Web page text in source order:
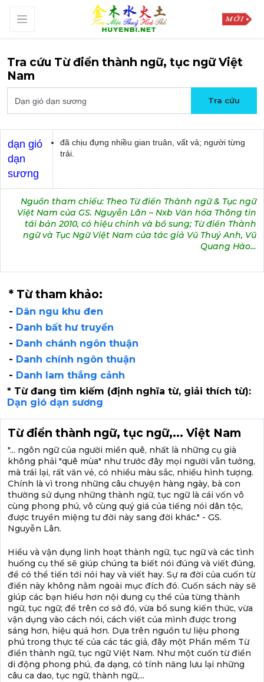
Tra cứu Từ điển thành ngữ, tục ngữ Việt
Nam
dạn gió
dạn
sương
đã chịu đựng nhiều gian truân, vất vả; người từng
trải.
Nguồn tham chiếu: Theo Từ điển Thành ngữ & Tục ngữ
Việt Nam của GS. Nguyễn Lân – Nxb Văn hóa Thông tin
tái bản 2010, có hiệu chỉnh và bổ sung; Từ điển Thành
ngữ và Tục Ngữ Việt Nam của tác giả Vũ Thuý Anh, Vũ
Quang Hào…
* Từ tham khảo:
- Dân ngu khu đen
- Danh bất hư truyền
- Danh chánh ngôn thuận
- Danh chính ngôn thuận
- Danh lam thắng cảnh
* Từ đang tìm kiếm (định nghĩa từ, giải thích từ):
Dạn gió dạn sương
Từ điển thành ngữ, tục ngữ,... Việt Nam
"... ngôn ngữ của người miền quê, nhất là những cụ già
không phải "quê mùa" như trước đây mọi người vẫn tưởng,
mà trái lại, rất văn vẻ, có nhiều màu sắc, nhiều hình tượng.
Chính là vì trong những câu chuyện hàng ngày, bà con
thường sử dụng những thành ngữ, tục ngữ là cái vốn vô
cùng phong phú, vô cùng quý giá của tiếng nói dân tộc,
được truyền miệng tư đời này sang đời khác." - GS.
Nguyễn Lân.
Hiểu và vận dụng linh hoạt thành ngữ, tục ngữ và các tình
huống cụ thể sẽ giúp chúng ta biết nói đúng và viết đúng,
để có thể tiến tới nói hay và viết hay. Sự ra đời của cuốn từ
điển này không nằm ngoài mục đích đó. Cuốn sách này sẽ
giúp các bạn hiểu hơn nội dung cụ thể của từng thành
ngữ, tục ngữ; để trên cơ sở đó, vừa bổ sung kiến thức, vừa
vận dụng vào cách nói, cách viết của mình được trong
sáng hơn, hiệu quả hơn. Dựa trên nguồn tư liệu phong
phú trong thực tế của các tác giả, đây một Phần mềm Từ
điển thành ngữ, tục ngữ Việt Nam. Như một cuốn từ điển
di động phong phú, đa dạng, có tính năng lưu lại những
câu ca dao, tục ngữ, thành ngữ,...